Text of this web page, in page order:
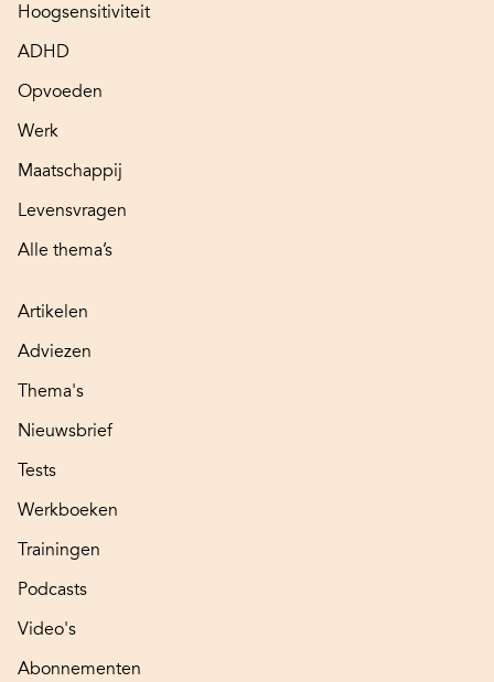
Hoogsensitiviteit
ADHD
Opvoeden
Werk
Maatschappij
Levensvragen
Alle thema’s
Artikelen
Adviezen
Thema's
Nieuwsbrief
Tests
Werkboeken
Trainingen
Podcasts
Video's
Abonnementen